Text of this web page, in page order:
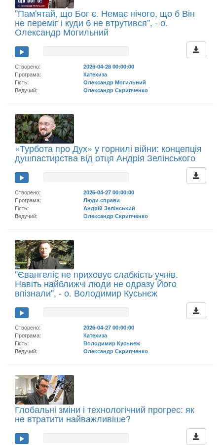
"Пам'ятай, що Бог є. Немає нічого, що б Він
не переміг і куди б не втрутився", - о.
Олександр Могильний
Створено:
2026-04-28 00:00:00
Програма:
Катехиза
Гість:
Олександр Могильний
Ведучий:
Олександр Скрипченко
«Турбота про Дух» у горнилі війни: концепція
душпастирства від отця Андрія Зелінського
Створено:
2026-04-27 00:00:00
Програма:
Люди справи
Гість:
Андрій Зелінський
Ведучий:
Олександр Скрипченко
"Євангеліє не приховує слабкість учнів.
Навіть найближчі люди не одразу Його
впізнали", - о. Володимир Кусьнєж
Створено:
2026-04-27 00:00:00
Програма:
Катехиза
Гість:
Володимир Кусьнеж
Ведучий:
Олександр Скрипченко
Глобальні зміни і технологічний прогрес: як
не втратити найважливіше?